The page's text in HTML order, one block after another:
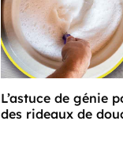
L’astuce de génie
des rideaux de